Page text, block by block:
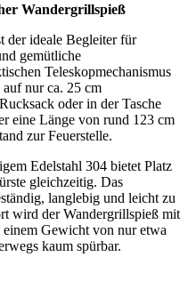
Wandergrillspieß
der ideale Begleiter für
gemütliche
Teleskopmechanismus
nur ca. 25 cm
oder in der Tasche
eine Länge von rund 123 cm
zur Feuerstelle.
Edelstahl 304 bietet Platz
gleichzeitig. Das
langlebig und leicht zu
wird der Wandergrillspieß mit
Gewicht von nur etwa
kaum spürbar.